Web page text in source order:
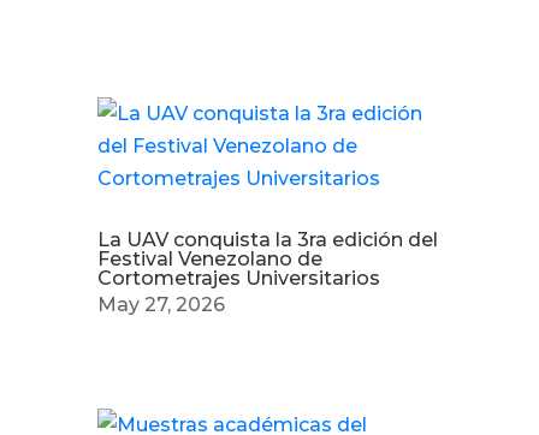
La UAV conquista la 3ra edición del
Festival Venezolano de
Cortometrajes Universitarios
May 27, 2026